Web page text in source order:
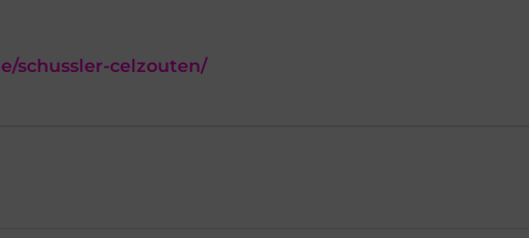
schussler-celzouten/